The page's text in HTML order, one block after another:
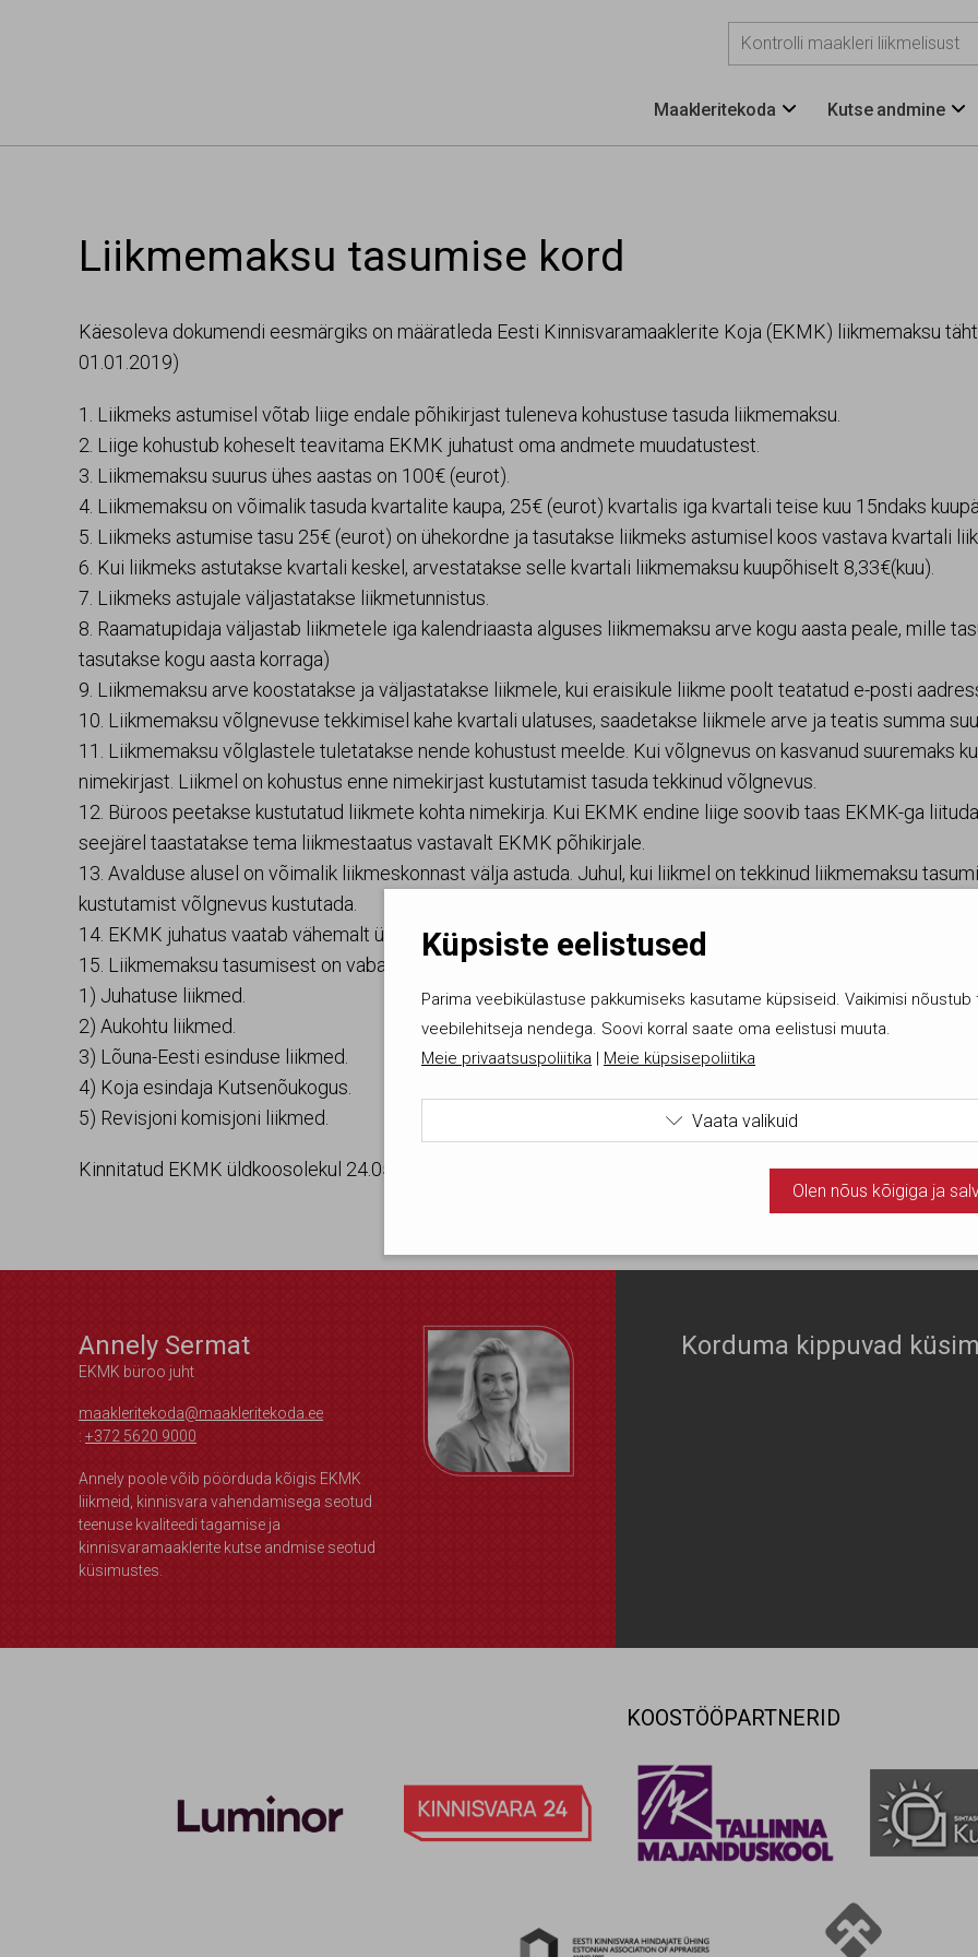
Maakleritekoda  Kutse andmine 
Liikmemaksu tasumise kord
Käesoleva dokumendi eesmärgiks on määratleda Eesti Kinnisvaramaaklerite Koja (EKMK) liikmemaksu
01.01.2019)
1. Liikmeks astumisel võtab liige endale põhikirjast tuleneva kohustuse tasuda liikmemaksu.
2. Liige kohustub koheselt teavitama EKMK juhatust oma andmete muudatustest.
3. Liikmemaksu suurus ühes aastas on 100€ (eurot).
4. Liikmemaksu on võimalik tasuda kvartalite kaupa, 25€ (eurot) kvartalis iga kvartali teise kuu 15ndaks
5. Liikmeks astumise tasu 25€ (eurot) on ühekordne ja tasutakse liikmeks astumisel koos vastava kvartali
6. Kui liikmeks astutakse kvartali keskel, arvestatakse selle kvartali liikmemaksu kuupõhiselt 8,33€(kuu).
7. Liikmeks astujale väljastatakse liikmetunnistus.
8. Raamatupidaja väljastab liikmetele iga kalendriaasta alguses liikmemaksu arve kogu aasta peale, mille
tasutakse kogu aasta korraga)
9. Liikmemaksu arve koostatakse ja väljastatakse liikmele, kui eraisikule liikme poolt teatatud e-posti
10. Liikmemaksu võlgnevuse tekkimisel kahe kvartali ulatuses, saadetakse liikmele arve ja teatis summa
11. Liikmemaksu võlglastele tuletatakse nende kohustust meelde. Kui võlgnevus on kasvanud suuremaks
nimekirjast. Liikmel on kohustus enne nimekirjast kustutamist tasuda tekkinud võlgnevus.
12. Büroos peetakse kustutatud liikmete kohta nimekirja. Kui EKMK endine liige soovib taas EKMK-ga
seejärel taastatakse tema liikmestaatus vastavalt EKMK põhikirjale.
13. Avalduse alusel on võimalik liikmeskonnast välja astuda. Juhul, kui liikmel on tekkinud liikmemaksu
kustutamist võlgnevus kustutada.
14. EKMK juhatus vaatab vähemalt üks kord aastas üle liikmemaksu võlglaste nimekirja.
15. Liikmemaksu tasumisest on vabastatud:
1) Juhatuse liikmed.
2) Aukohtu liikmed.
3) Lõuna-Eesti esinduse liikmed.
4) Koja esindaja Kutsenõukogus.
5) Revisjoni komisjoni liikmed.
Kinnitatud EKMK üldkoosolekul 24.05.2018
Annely Sermat
EKMK büroo juht
maakleritekoda@maakleritekoda.ee
:+372 5620 9000
Annely poole võib pöörduda kõigis EKMK
liikmeid, kinnisvara vahendamisega seotud
teenuse kvaliteedi tagamise ja
kinnisvaramaaklerite kutse andmise seotud
küsimustes.
Korduma kippuvad
KOOSTÖÖPARTNERID
Küpsiste eelistused
Parima veebikülastuse pakkumiseks kasutame küpsiseid. Vaikimisi nõustub
veebilehitseja nendega. Soovi korral saate oma eelistusi muuta.
Meie privaatsuspoliitika
Meie küpsisepoliitika
 Vaata valikuid
Kasutame tehnilisi küpsiseid, mis on vajalikud veebi toimimiseks.
Olen nõus kõigiga ja